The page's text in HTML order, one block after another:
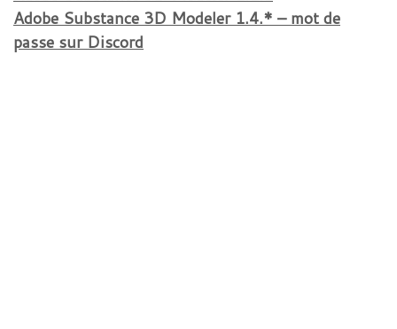
Adobe Substance 3D Modeler 1.4.* – mot de
passe sur Discord